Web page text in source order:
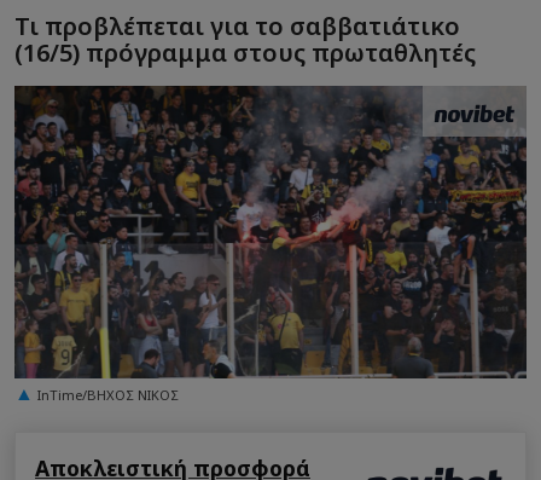
Τι προβλέπεται για το σαββατιάτικο
(16/5) πρόγραμμα στους πρωταθλητές
InTime/ΒΗΧΟΣ ΝΙΚΟΣ
Αποκλειστική προσφορά